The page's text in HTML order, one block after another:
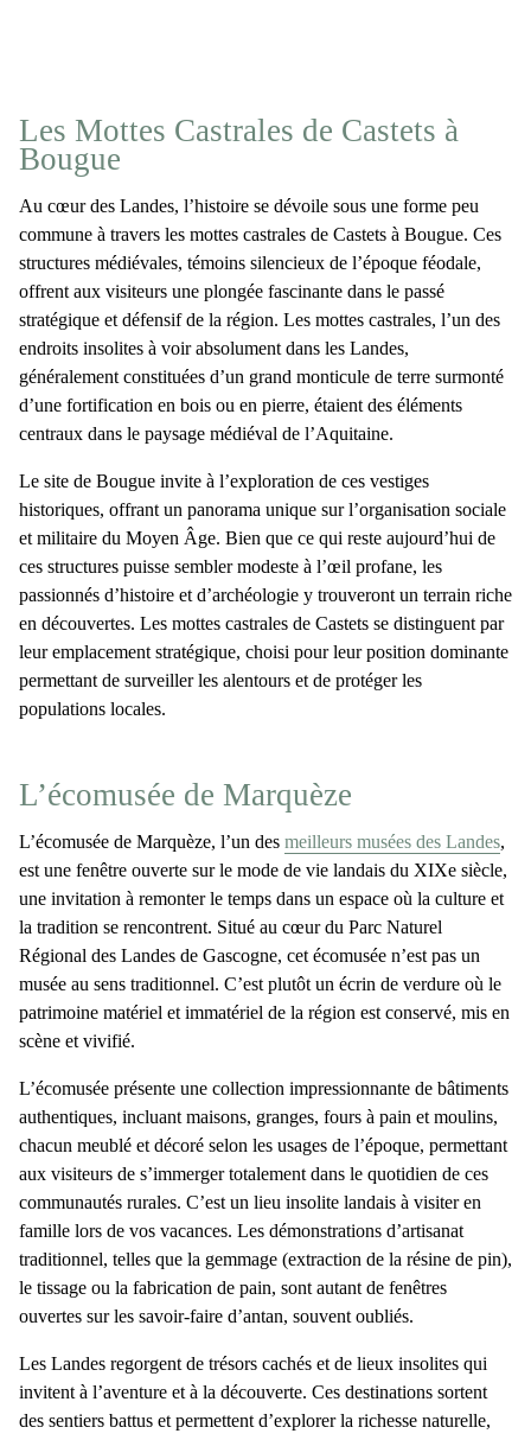
Les Mottes Castrales de Castets à
Bougue
Au cœur des Landes, l’histoire se dévoile sous une forme peu
commune à travers les mottes castrales de Castets à Bougue. Ces
structures médiévales, témoins silencieux de l’époque féodale,
offrent aux visiteurs une plongée fascinante dans le passé
stratégique et défensif de la région. Les mottes castrales, l’un des
endroits insolites à voir absolument dans les Landes,
généralement constituées d’un grand monticule de terre surmonté
d’une fortification en bois ou en pierre, étaient des éléments
centraux dans le paysage médiéval de l’Aquitaine.
Le site de Bougue invite à l’exploration de ces vestiges
historiques, offrant un panorama unique sur l’organisation sociale
et militaire du Moyen Âge. Bien que ce qui reste aujourd’hui de
ces structures puisse sembler modeste à l’œil profane, les
passionnés d’histoire et d’archéologie y trouveront un terrain riche
en découvertes. Les mottes castrales de Castets se distinguent par
leur emplacement stratégique, choisi pour leur position dominante
permettant de surveiller les alentours et de protéger les
populations locales.
L’écomusée de Marquèze
L’écomusée de Marquèze, l’un des meilleurs musées des Landes,
est une fenêtre ouverte sur le mode de vie landais du XIXe siècle,
une invitation à remonter le temps dans un espace où la culture et
la tradition se rencontrent. Situé au cœur du Parc Naturel
Régional des Landes de Gascogne, cet écomusée n’est pas un
musée au sens traditionnel. C’est plutôt un écrin de verdure où le
patrimoine matériel et immatériel de la région est conservé, mis en
scène et vivifié.
L’écomusée présente une collection impressionnante de bâtiments
authentiques, incluant maisons, granges, fours à pain et moulins,
chacun meublé et décoré selon les usages de l’époque, permettant
aux visiteurs de s’immerger totalement dans le quotidien de ces
communautés rurales. C’est un lieu insolite landais à visiter en
famille lors de vos vacances. Les démonstrations d’artisanat
traditionnel, telles que la gemmage (extraction de la résine de pin),
le tissage ou la fabrication de pain, sont autant de fenêtres
ouvertes sur les savoir-faire d’antan, souvent oubliés.
Les Landes regorgent de trésors cachés et de lieux insolites qui
invitent à l’aventure et à la découverte. Ces destinations sortent
des sentiers battus et permettent d’explorer la richesse naturelle,